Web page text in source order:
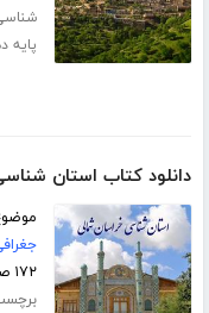
پایه
دانلود کتاب استان
۱۷۲ صفحه